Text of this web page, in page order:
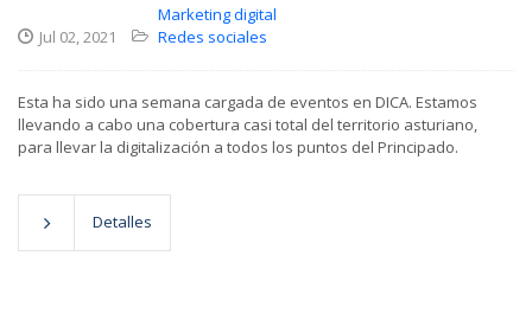
Jul 02, 2021
Marketing digital
Redes sociales
Esta ha sido una semana cargada de eventos en DICA. Estamos
llevando a cabo una cobertura casi total del territorio asturiano,
para llevar la digitalización a todos los puntos del Principado.
Detalles